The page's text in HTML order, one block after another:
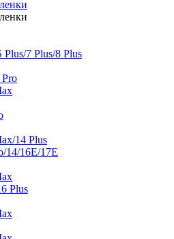
Plus/7 Plus/8 Plus
14 Plus
14/16E/17E
Plus